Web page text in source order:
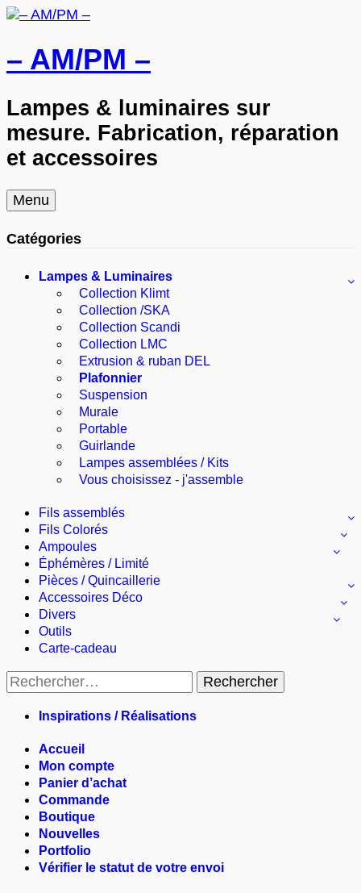
– AM/PM –
Lampes & luminaires sur
mesure. Fabrication, réparation
et accessoires
Menu Skip
to
Catégories
Lampes & Luminaires
Collection Klimt
Collection /SKA
Collection Scandi
Collection LMC
Extrusion & ruban DEL
Plafonnier
Suspension
Murale
Portable
Guirlande
Lampes assemblées / Kits
Vous choisissez - j'assemble
Fils assemblés
Fils Colorés
Ampoules
Éphémères / Limité
Pièces / Quincaillerie
Accessoires Déco
Divers
Outils
Carte-cadeau
Rechercher :
Inspirations / Réalisations
Accueil
Mon compte
Panier d’achat
Commande
Boutique
Nouvelles
Portfolio
Vérifier le statut de votre envoi